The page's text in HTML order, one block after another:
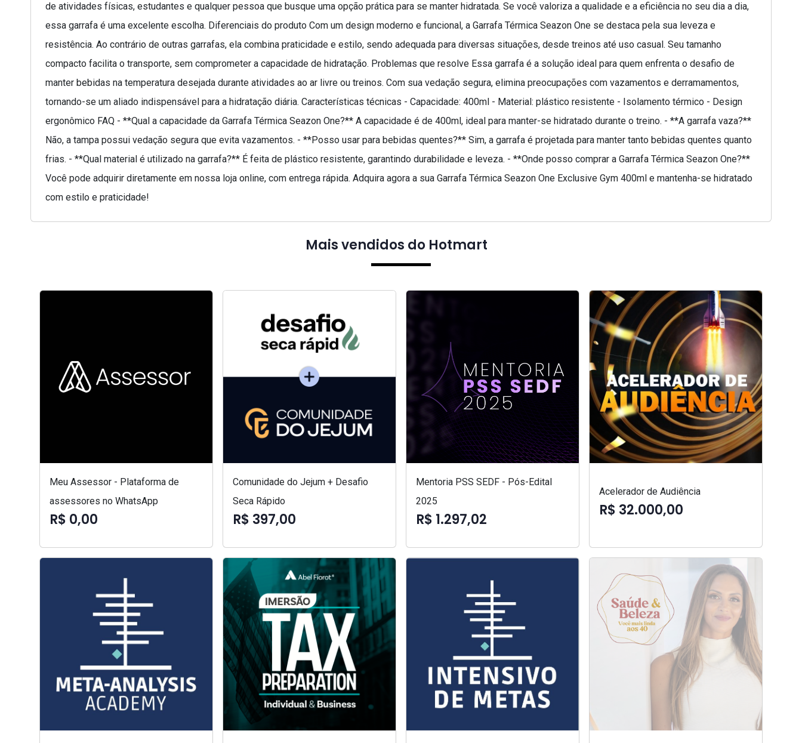
de atividades físicas, estudantes e qualquer pessoa que busque uma opção prática para se manter hidratada. Se você valoriza a qualidade e a eficiência no seu dia a dia,
essa garrafa é uma excelente escolha. Diferenciais do produto Com um design moderno e funcional, a Garrafa Térmica Seazon One se destaca pela sua leveza e
resistência. Ao contrário de outras garrafas, ela combina praticidade e estilo, sendo adequada para diversas situações, desde treinos até uso casual. Seu tamanho
compacto facilita o transporte, sem comprometer a capacidade de hidratação. Problemas que resolve Essa garrafa é a solução ideal para quem enfrenta o desafio de
manter bebidas na temperatura desejada durante atividades ao ar livre ou treinos. Com sua vedação segura, elimina preocupações com vazamentos e derramamentos,
tornando-se um aliado indispensável para a hidratação diária. Características técnicas - Capacidade: 400ml - Material: plástico resistente - Isolamento térmico - Design
ergonômico FAQ - **Qual a capacidade da Garrafa Térmica Seazon One?** A capacidade é de 400ml, ideal para manter-se hidratado durante o treino. - **A garrafa vaza?**
Não, a tampa possui vedação segura que evita vazamentos. - **Posso usar para bebidas quentes?** Sim, a garrafa é projetada para manter tanto bebidas quentes quanto
frias. - **Qual material é utilizado na garrafa?** É feita de plástico resistente, garantindo durabilidade e leveza. - **Onde posso comprar a Garrafa Térmica Seazon One?**
Você pode adquirir diretamente em nossa loja online, com entrega rápida. Adquira agora a sua Garrafa Térmica Seazon One Exclusive Gym 400ml e mantenha-se hidratado
com estilo e praticidade!
Mais vendidos do Hotmart
Meu Assessor - Plataforma de
assessores no WhatsApp
R$ 0,00
Comunidade do Jejum + Desafio
Seca Rápido
R$ 397,00
Mentoria PSS SEDF - Pós-Edital
2025
R$ 1.297,02
Acelerador de Audiência
R$ 32.000,00